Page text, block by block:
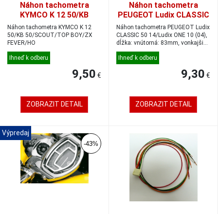
Náhon tachometra
KYMCO K 12 50/KB
50/SCOUT/TOP BOY/ZX
FEVER/HO
Náhon tachometra KYMCO K 12
50/KB 50/SCOUT/TOP BOY/ZX
FEVER/HO
Ihneď k odberu
9,50 €
ZOBRAZIT DETAIL
Náhon tachometra
PEUGEOT Ludix CLASSIC
50 14/Ludix ONE 10 (04),
dĺžka: vnútorná: 83mm,
vonkajšia: 82mm
Náhon tachometra PEUGEOT Ludix
CLASSIC 50 14/Ludix ONE 10 (04),
dĺžka: vnútorná: 83mm, vonkajšia:
82...
Ihneď k odberu
9,30 €
ZOBRAZIT DETAIL
Výpredaj
-43%